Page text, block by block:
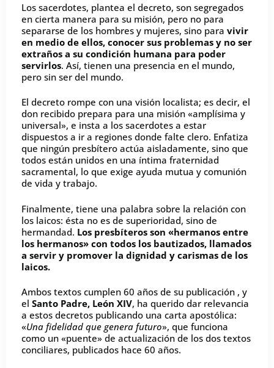
Los sacerdotes, plantea el decreto, son segregados
en cierta manera para su misión, pero no para
separarse de los hombres y mujeres, sino para vivir
en medio de ellos, conocer sus problemas y no ser
extraños a su condición humana para poder
servirlos. Así, tienen una presencia en el mundo,
pero sin ser del mundo.
El decreto rompe con una visión localista; es decir, el
don recibido prepara para una misión «amplísima y
universal», e insta a los sacerdotes a estar
dispuestos a ir a regiones donde falte clero. Enfatiza
que ningún presbítero actúa aisladamente, sino que
todos están unidos en una íntima fraternidad
sacramental, lo que exige ayuda mutua y comunión
de vida y trabajo.
Finalmente, tiene una palabra sobre la relación con
los laicos: ésta no es de superioridad, sino de
hermandad. Los presbíteros son «hermanos entre
los hermanos» con todos los bautizados, llamados
a servir y promover la dignidad y carismas de los
laicos.
Ambos textos cumplen 60 años de su publicación , y
el Santo Padre, León XIV, ha querido dar relevancia
a estos decretos publicando una carta apostólica:
«Una fidelidad que genera futuro», que funciona
como un «puente» de actualización de los dos textos
conciliares, publicados hace 60 años.